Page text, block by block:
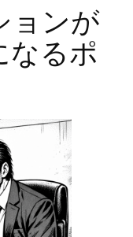
ョンが
なるポ